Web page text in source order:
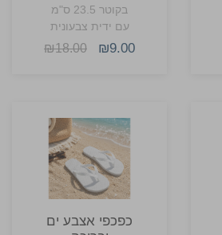
בקוטר 23.5 ס"מ
עם ידית צבעונית
וכדור תואם₪9.00
₪18.00
כפכפי אצבע ים